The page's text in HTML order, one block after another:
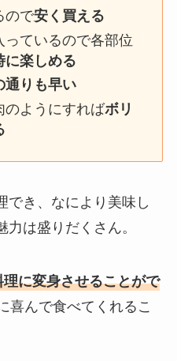
ので安く買える
っているので各部位
に楽しめる
通りも早い
のようにすればボリ
でき、なにより美味し
力は盛りだくさん。
に変身させることがで
喜んで食べてくれるこ